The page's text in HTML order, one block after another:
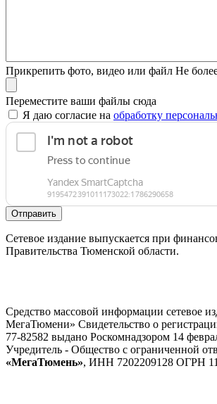
Прикрепить фото, видео или файл Не
Переместите ваши файлы сюда
Я даю согласие на обработку
Отправить
Сетевое издание выпускается при
Правительства Тюменской области.
Средство массовой информации сетевое
МегаТюмени» Свидетельство о
77-82582 выдано Роскомнадзором 14
Учредитель - Общество с ограниченной
«МегаТюмень», ИНН 7202209128 ОГРН